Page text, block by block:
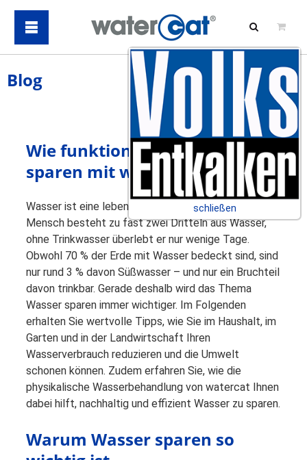
schließen
Blog
Wie funktioniert Wasser
sparen mit watercat?
Wasser ist eine lebensnotwendige Ressource. Der
Mensch besteht zu fast zwei Dritteln aus Wasser,
ohne Trinkwasser überlebt er nur wenige Tage.
Obwohl 70 % der Erde mit Wasser bedeckt sind, sind
nur rund 3 % davon Süßwasser – und nur ein Bruchteil
davon trinkbar. Gerade deshalb wird das Thema
Wasser sparen immer wichtiger. Im Folgenden
erhalten Sie wertvolle Tipps, wie Sie im Haushalt, im
Garten und in der Landwirtschaft Ihren
Wasserverbrauch reduzieren und die Umwelt
schonen können. Zudem erfahren Sie, wie die
physikalische Wasserbehandlung von watercat Ihnen
dabei hilft, nachhaltig und effizient Wasser zu sparen.
Warum Wasser sparen so